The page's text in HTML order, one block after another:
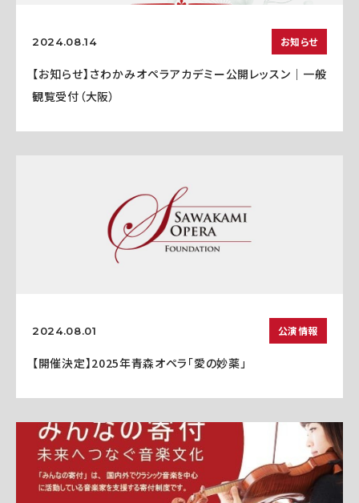
2024.08.14 お知らせ
【お知らせ】さわかみオペラアカデミー公開レッスン｜一般
観覧受付（大阪）
2024.08.01 公演情報
【開催決定】2025年青森オペラ「愛の妙薬」